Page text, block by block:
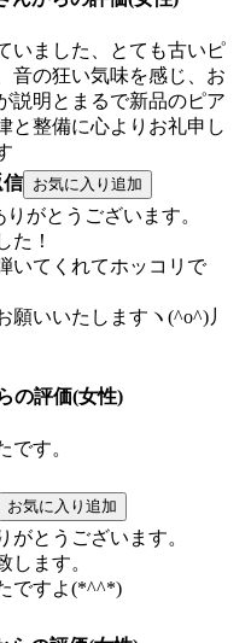
いました、とても古いピ
音の狂い気味を感じ、お
説明とまるで新品のピア
と整備に心よりお礼申し
がとうございます。
た！
いてくれてホッコリで
いいたしますヽ(^o^)丿
の評価(女性)
です。
とうございます。
します。
ですよ(*^^*)